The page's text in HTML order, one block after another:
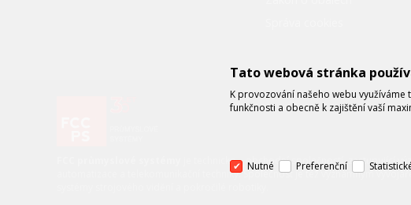
je technicko – obchodní společností, zastupující
automatizace a telekomunikační techniky. Společnost je též významným
Tato webová stránka
K provozování našeho webu
funkčnosti a obecně k zajištění vaší
Nutné Preferenční